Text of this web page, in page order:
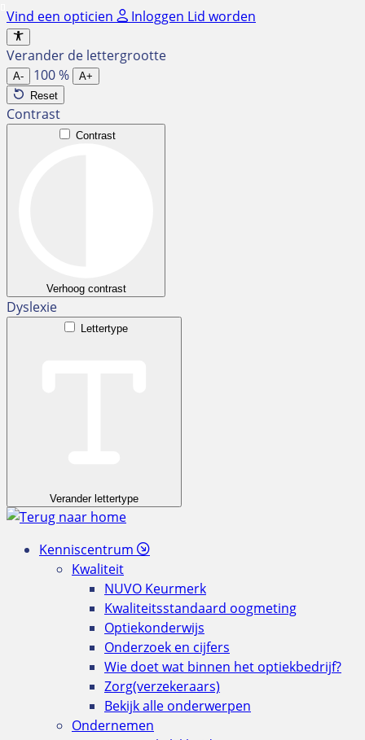
Ga
naar
de
inhoud
Vind een opticien Inloggen Lid worden
Verander de lettergrootte
A- 100%
A+
Reset
Contrast
Contrast
Verhoog contrast
Dyslexie
Lettertype
Verander lettertype
Kenniscentrum
Kwaliteit
NUVO Keurmerk
Kwaliteitsstandaard oogmeting
Optiekonderwijs
Onderzoek en cijfers
Wie doet wat binnen het optiekbedrijf?
Zorg(verzekeraars)
Bekijk alle onderwerpen
Ondernemen